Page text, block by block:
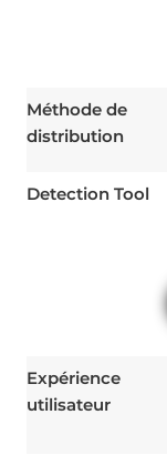
Méthode de
distribution
Detection Tool
Expérience
utilisateur